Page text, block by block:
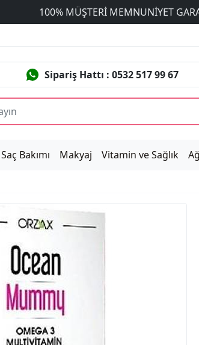
ÜCRETSİZ
Sipariş Hattı : 0532 517 99 67
Saç Bakımı Makyaj Vitamin ve Sağlık